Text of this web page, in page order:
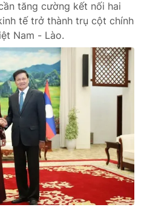
thức nếu không có sự chấp
tăng cường kết nối hai
tế trở thành trụ cột chính
Nam - Lào.